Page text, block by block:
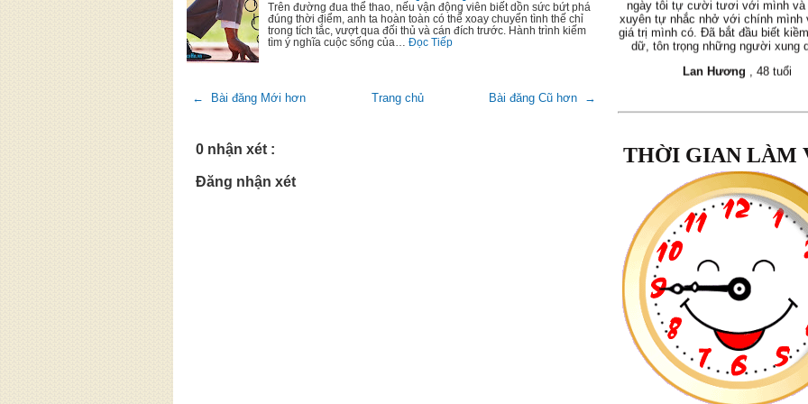
Trên đường đua thể thao, nếu vận động viên biết dồn sức bứt phá
đúng thời điểm, anh ta hoàn toàn có thể xoay chuyển tình thế chỉ
trong tích tắc, vượt qua đối thủ và cán đích trước. Hành trình kiếm
tìm ý nghĩa cuộc sống của…
Đọc Tiếp
← Bài đăng Mới hơn Bài đăng Cũ hơn →
Trang chủ
0 nhận xét :
Đăng nhận xét
giá trị mình có. Đã bắt đầu biết kiềm
dữ, tôn trọng những người xung
Lan Hương, 48 tuổi
"Khoá học Quý Trọng Bản Thân
thời gian nhìn lại, quan sát bản
cuộc sống xung quanh mình, giúp
vấn đề của mình và hướng giải
áp dụng được việc học cách yêu
lực thấu hiểu mình và người khác.
bản thân mình hơn."
"Tôi thật sự thấy mình thay đổi
hướng tốt lên. Tôi thấy mình Hạnh
đã áp dụng được vào cuộc sống
đã biết lắng nghe chia sẻ, biết kìm
THỜI GIAN LÀM